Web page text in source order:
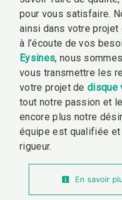
pour vous satisfaire.
ainsi dans votre projet
à l’écoute de vos
Eysines, nous
vous transmettre les
votre projet dedisque
tout notre passion et
encore plus notre
équipe est qualifiée
rigueur.
En savoir